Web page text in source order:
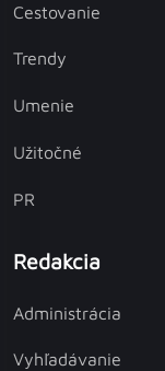
Cestovanie
Trendy
Umenie
Užitočné
PR
Redakcia
Administrácia
Vyhľadávanie